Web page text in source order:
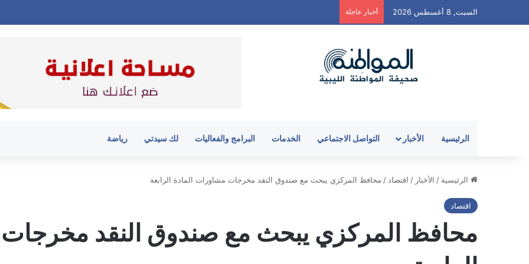
السبت, 8 أغسطس 2026 أخبار عاجلة
الرئيسية الأخبار التواصل الاجتماعي الخدمات البرامج والفعاليات لك سيدتي رياضة
الرئيسية / الأخبار / اقتصاد / محافظ المركزي يبحث مع صندوق النقد مخرجات مشاورات المادة الرابعة
اقتصاد
محافظ المركزي يبحث مع صندوق النقد مخرجات